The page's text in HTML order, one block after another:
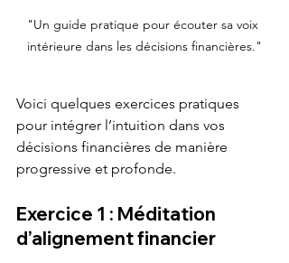
"Un guide pratique pour écouter sa voix
intérieure dans les décisions financières."
Voici quelques exercices pratiques
pour intégrer l’intuition dans vos
décisions financières de manière
progressive et profonde.
Exercice 1 : Méditation
d’alignement financier